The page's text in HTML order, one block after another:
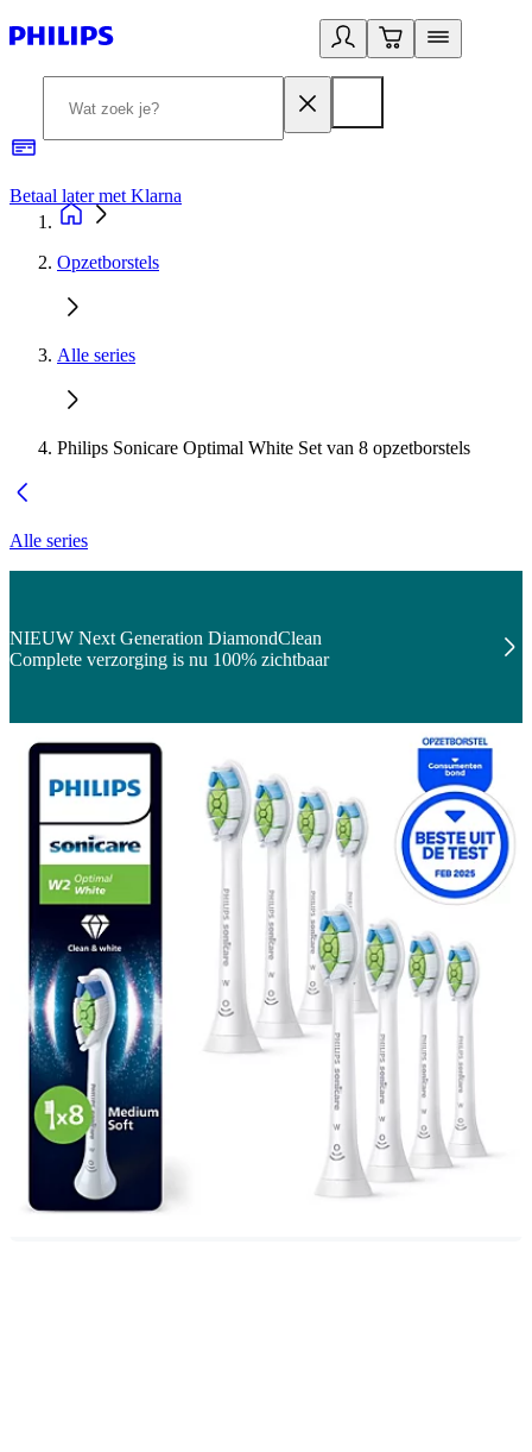
Betaal later met Klarna
Opzetborstels
Alle series
Philips Sonicare Optimal White Set van 8 opzetborstels
Alle series
NIEUW Next Generation DiamondClean
Complete verzorging is nu 100% zichtbaar